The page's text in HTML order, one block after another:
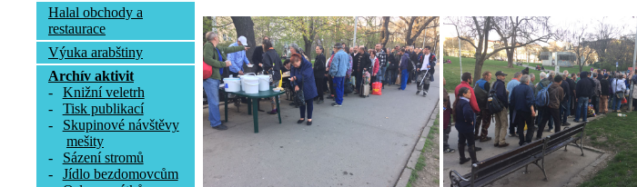
Halal obchody a
restaurace
Výuka arabštiny
Archív aktivit
-
Knižní veletrh
-
Tisk publikací
-
Skupinové návštěvy
mešity
-
Sázení stromů
-
Jídlo bezdomovcům